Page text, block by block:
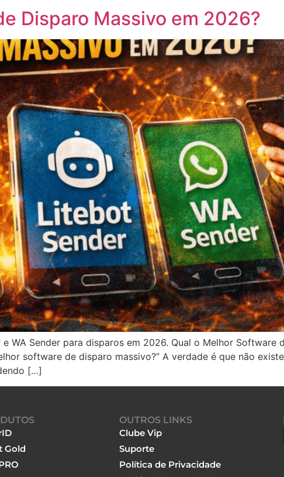
Disparo Massivo em 2026?
WA Sender para disparos em 2026. Qual o Melhor Software
software de disparo massivo?” A verdade é que não
[…]
Gold
OUTROS LINKS
Clube Vip
Suporte
Política de Privacidade